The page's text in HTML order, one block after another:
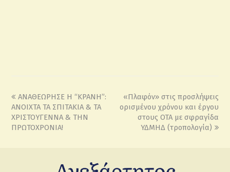
ΑΝΑΘΕΩΡΗΣΕ Η “ΚΡΑΝΗ”:
ΑΝΟΙΧΤΑ ΤΑ ΣΠΙΤΑΚΙΑ & ΤΑ
ΧΡΙΣΤΟΥΓΕΝΝΑ & ΤΗΝ
ΠΡΩΤΟΧΡΟΝΙΑ!
«Πλαφόν» στις προσλήψεις
ορισμένου χρόνου και έργου
στους ΟΤΑ με σφραγίδα
ΥΔΜΗΔ (τροπολογία)